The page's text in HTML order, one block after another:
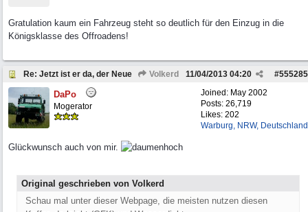
Gratulation kaum ein Fahrzeug steht so deutlich für den Einzug in die
Königsklasse des Offroadens!
Re: Jetzt ist er da, der Neue Volkerd #555285
11/04/2013 04:20
Joined: May 2002
Posts: 26,719
Likes: 202
Warburg, NRW, Deutschland
DaPo
Mogerator
Glückwunsch auch von mir.
Original geschrieben von Volkerd
Schau mal unter dieser Webpage, die meisten nutzen diesen